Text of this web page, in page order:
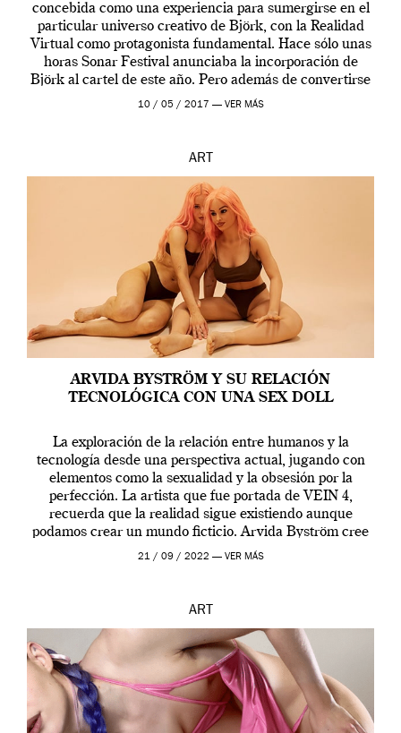
concebida como una experiencia para sumergirse en el
particular universo creativo de Björk, con la Realidad
Virtual como protagonista fundamental. Hace sólo unas
horas Sonar Festival anunciaba la incorporación de
Björk al cartel de este año. Pero además de convertirse
en una de las actuaciones más relevantes […]
10 / 05 / 2017 — VER MÁS
ART
ARVIDA BYSTRÖM Y SU RELACIÓN
TECNOLÓGICA CON UNA SEX DOLL
La exploración de la relación entre humanos y la
tecnología desde una perspectiva actual, jugando con
elementos como la sexualidad y la obsesión por la
perfección. La artista que fue portada de VEIN 4,
recuerda que la realidad sigue existiendo aunque
podamos crear un mundo ficticio. Arvida Byström cree
que los humanos tienen un complejo […]
21 / 09 / 2022 — VER MÁS
ART